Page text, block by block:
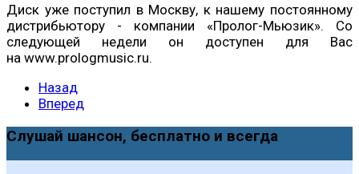
Диск уже поступил в Москву, к нашему постоянному
дистрибьютору - компании «Пролог-Мьюзик». Со
следующей недели он доступен для Вас
на www.prologmusic.ru.
Назад
Вперед
Слушай шансон, бесплатно и всегда